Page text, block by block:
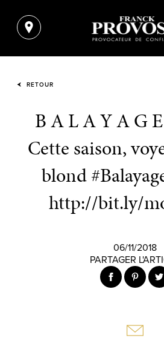
RETOUR
B A L A Y A G E
Cette saison,
blond
http://bit.ly/
06/11/2018
PARTAGER